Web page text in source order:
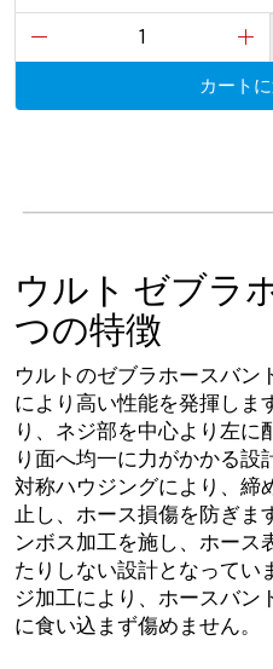
カート
ウルト ゼブラ
つの特徴
ウルトのゼブラホースバン
により高い性能を発揮しま
り、ネジ部を中心より左に
り面へ均一に力がかかる設
対称ハウジングにより、締
止し、ホース損傷を防ぎま
ンボス加工を施し、ホース
たりしない設計となってい
ジ加工により、ホースバン
に食い込まず傷めません。